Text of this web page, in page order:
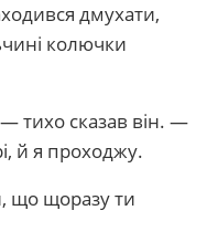
дмухати,
колючки
тихо сказав він. —
й я проходжу.
що щоразу ти